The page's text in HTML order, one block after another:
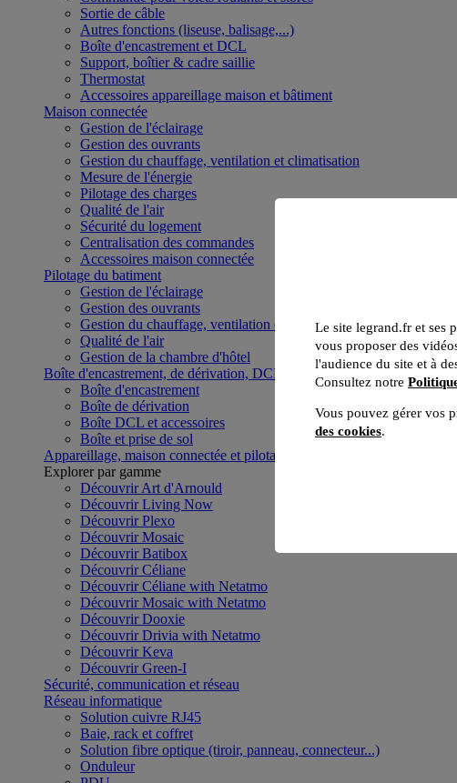
Sortie de câble
Autres fonctions (liseuse, balisage,...)
Boîte d'encastrement et DCL
Support, boîtier & cadre saillie
Thermostat
Accessoires appareillage maison et bâtiment
Maison connectée
Gestion de l'éclairage
Gestion des ouvrants
Gestion du chauffage, ventilation et climatisation
Mesure de l'énergie
Pilotage des charges
Qualité de l'air
Sécurité du logement
Centralisation des commandes
Accessoires maison connectée
Pilotage du batiment
Gestion de l'éclairage
Gestion des ouvrants
Gestion du chauffage, ventilation et climatisation
Qualité de l'air
Gestion de la chambre d'hôtel
Boîte d'encastrement, de dérivation, DCL et boîte de sol
Boîte d'encastrement
Boîte de dérivation
Boîte DCL et accessoires
Boîte et prise de sol
Appareillage, maison connectée et pilotage du bâtiment
Explorer par gamme
Découvrir Art d'Arnould
Découvrir Living Now
Découvrir Plexo
Découvrir Mosaic
Découvrir Batibox
Découvrir Céliane
Découvrir Céliane with Netatmo
Découvrir Mosaic with Netatmo
Découvrir Dooxie
Découvrir Drivia with Netatmo
Découvrir Keva
Découvrir Green-I
Sécurité, communication et réseau
Réseau informatique
Solution cuivre RJ45
Baie, rack et coffret
Solution fibre optique (tiroir, panneau, connecteur...)
Onduleur
Le site legrand.fr et ses
vous proposer des
l'audience du site et à
Consultez notre
Vous pouvez gérer vos
des cookies.